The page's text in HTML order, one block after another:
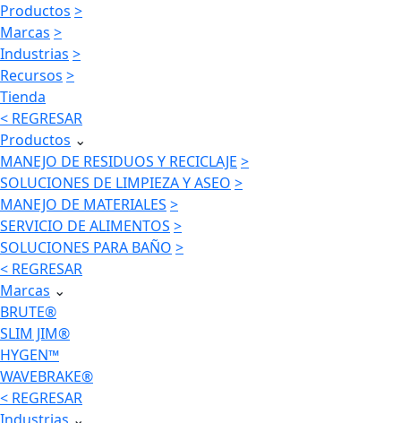
Productos >
Marcas >
Industrias >
Recursos >
Tienda
< REGRESAR
Productos ⌄
MANEJO DE RESIDUOS Y RECICLAJE >
SOLUCIONES DE LIMPIEZA Y ASEO >
MANEJO DE MATERIALES >
SERVICIO DE ALIMENTOS >
SOLUCIONES PARA BAÑO >
< REGRESAR
Marcas ⌄
BRUTE®
SLIM JIM®
HYGEN™
WAVEBRAKE®
< REGRESAR